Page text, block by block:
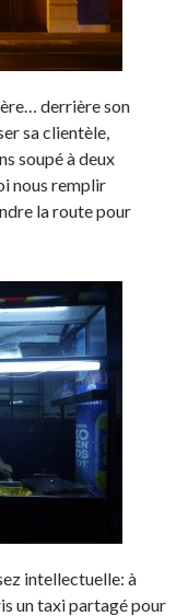
derrière son
sa clientèle,
soupé à deux
nous remplir
la route pour
intellectuelle: à
un taxi partagé pour